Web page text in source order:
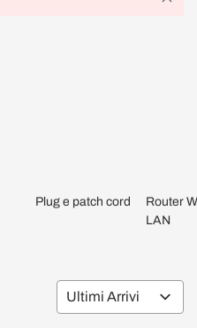
Plug e patch cord
Router
LAN